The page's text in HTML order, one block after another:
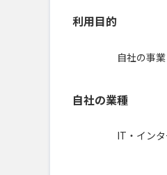
利用目的
自社の事
自社の業種
IT・イン